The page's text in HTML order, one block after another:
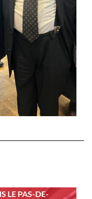
LE PAS-DE-